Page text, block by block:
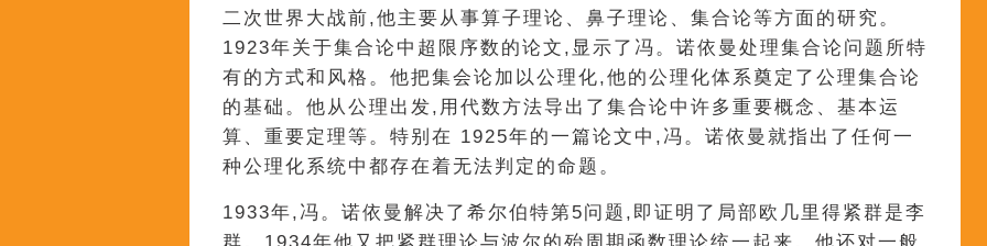
二次世界大战前,他主要从事算子理论、鼻子理论、集合论等方面的研究。
1923年关于集合论中超限序数的论文,显示了冯。诺依曼处理集合论问题所特
有的方式和风格。他把集会论加以公理化,他的公理化体系奠定了公理集合论
的基础。他从公理出发,用代数方法导出了集合论中许多重要概念、基本运
算、重要定理等。特别在 1925年的一篇论文中,冯。诺依曼就指出了任何一
种公理化系统中都存在着无法判定的命题。
1933年,冯。诺依曼解决了希尔伯特第5问题,即证明了局部欧几里得紧群是李